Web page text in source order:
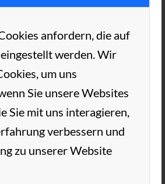
anfordern, die auf
werden. Wir
um uns
Sie unsere Websites
Sie mit uns interagieren,
verbessern und
zu unserer Website
Sonne, Sonntag –
für Tennis! In diesem Jahr
Ausrichter des jährlich
20
Clubs hatten sich
in jeweils 5 verschieden
miteinander um Punkte
vor allem sportlichen Spaß